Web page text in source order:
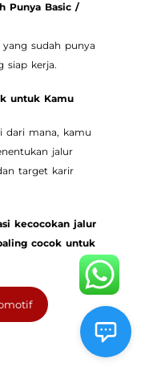
Punya Basic /
sudah punya
siap kerja.
untuk Kamu
dari mana, kamu
jalur
target karir
kecocokan jalur
cocok untuk